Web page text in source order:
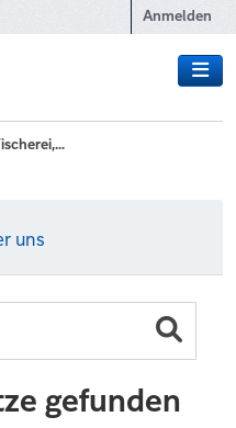
Anmelden
uns
gefunden